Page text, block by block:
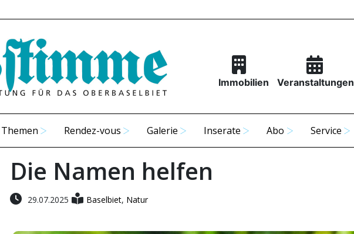
Immobilien Veranstaltungen
Themen Rendez-vous Galerie Inserate Abo Service
Die Namen helfen
29.07.2025 Baselbiet, Natur